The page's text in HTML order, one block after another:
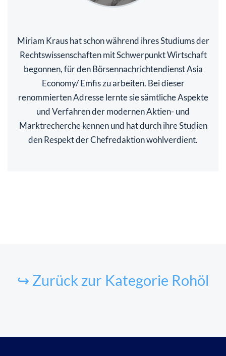
Miriam Kraus hat schon während ihres Studiums der
Rechtswissenschaften mit Schwerpunkt Wirtschaft
begonnen, für den Börsennachrichtendienst Asia
Economy/ Emfis zu arbeiten. Bei dieser
renommierten Adresse lernte sie sämtliche Aspekte
und Verfahren der modernen Aktien- und
Marktrecherche kennen und hat durch ihre Studien
den Respekt der Chefredaktion wohlverdient.
↪ Zurück zur Kategorie Rohöl